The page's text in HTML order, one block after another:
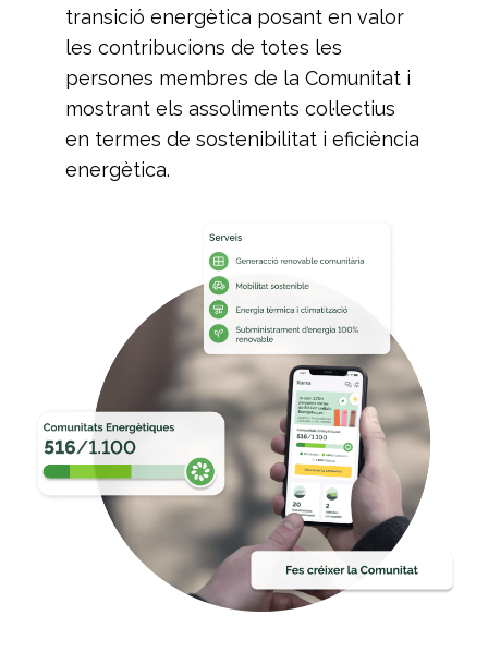
transició energètica posant en valor
les contribucions de totes les
persones membres de la Comunitat i
mostrant els assoliments col·lectius
en termes de sostenibilitat i eficiència
energètica.